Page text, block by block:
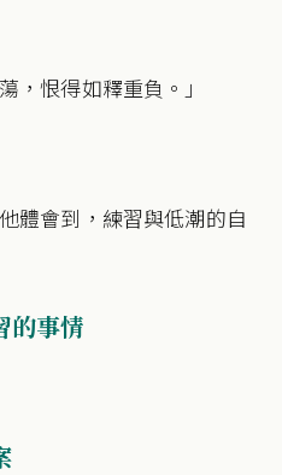
，恨得如釋重負。」
體會到，練習與低潮的自
的事情